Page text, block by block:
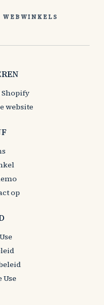
WEBWINKELS
website
op
Use